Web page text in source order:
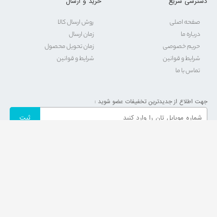
صفحه اصلی
درباره ما
حریم خصوصی
شرایط و قوانین
تماس با ما
روش ارسال کالا
زمان ارسال
زمان تحویل محصول
شرایط و قوانین
جهت اطلاع از جدیدترین تخفیفات عضو شوید :